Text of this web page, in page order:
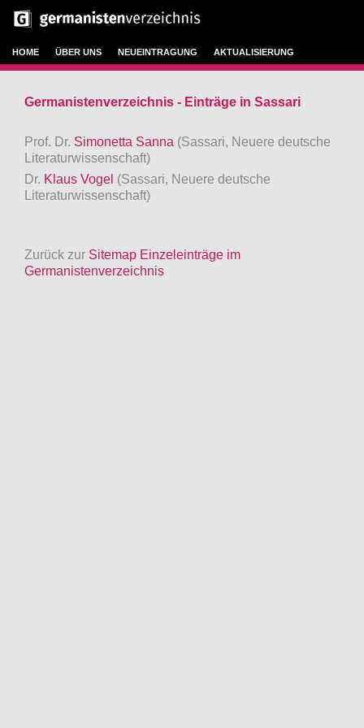
HOME ÜBER UNS NEUEINTRAGUNG AKTUALISIERUNG
Germanistenverzeichnis - Einträge in Sassari
Prof. Dr. Simonetta Sanna (Sassari, Neuere deutsche
Literaturwissenschaft)
Dr. Klaus Vogel (Sassari, Neuere deutsche
Literaturwissenschaft)
Zurück zur Sitemap Einzeleinträge im
Germanistenverzeichnis